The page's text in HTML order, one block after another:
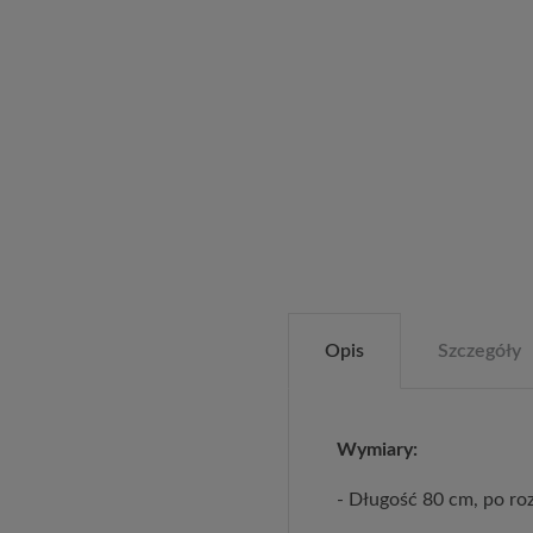
Opis Szczegóły
Wymiary:
- Długość 80 cm, po